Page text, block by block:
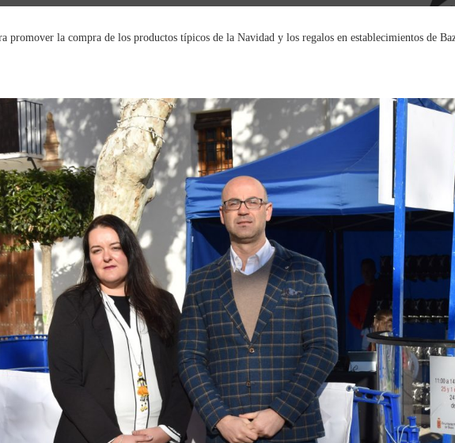
promover la compra de los productos típicos de la Navidad y los regalos en establecimientos de